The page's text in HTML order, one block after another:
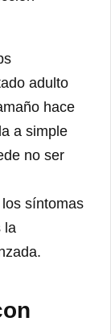
adulto
hace
a simple
no ser
síntomas
la